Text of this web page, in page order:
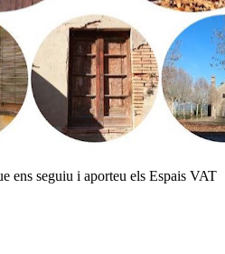
ens seguiu i aporteu els Espais VAT